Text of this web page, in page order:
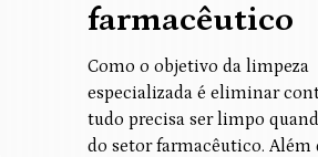
farmacêutico
Como o objetivo da limpeza
especializada é eliminar
tudo precisa ser limpo
do setor farmacêutico. Além